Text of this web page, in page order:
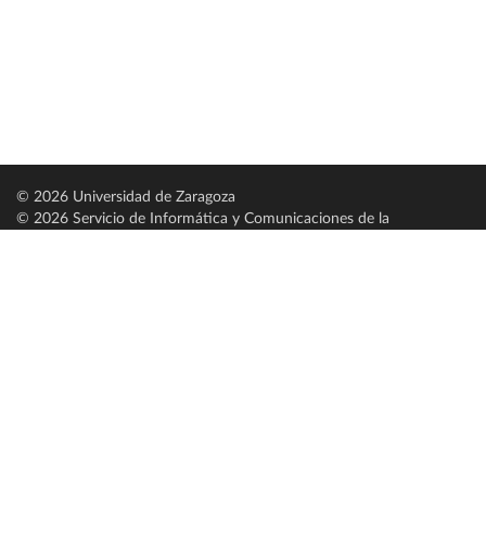
© 2026 Universidad de Zaragoza
© 2026 Servicio de Informática y Comunicaciones de la